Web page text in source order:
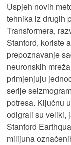
Uspjeh novih
tehnika iz drugih
Transformera,
Stanford, koriste
prepoznavanje
neuronskih
primjenjuju
serije
potresa. Ključnu
odigrali su veliki,
Stanford
milijuna